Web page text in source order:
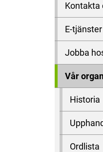
Kontakta
E-
Jobba
Vår
Historia
Ordlista